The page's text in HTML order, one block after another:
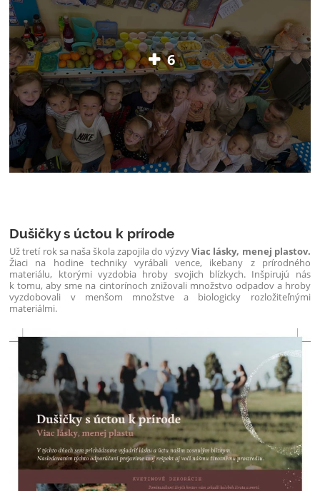
6
Dušičky s úctou k prírode
Už tretí rok sa naša škola zapojila do výzvyViac lásky, menej plastov.
Žiaci na hodine techniky vyrábali vence, ikebany z prírodného
materiálu, ktorými vyzdobia hroby svojich blízkych. Inšpirujú nás
k tomu, aby sme na cintorínoch znižovali množstvo odpadov a hroby
vyzdobovali v menšom množstve a biologicky rozložiteľnými
materiálmi.